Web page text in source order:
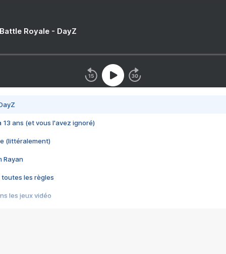
Royale - DayZ
13 ans (et vous l'avez ignoré)
(littéralement)
Rayan
toutes les règles
les jeux vidéo